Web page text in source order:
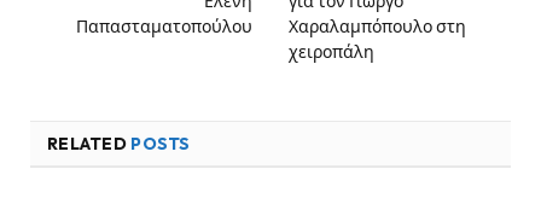
Παπασταματοπούλου
Χαραλαμπόπουλο στη
χειροπάλη
RELATED POSTS